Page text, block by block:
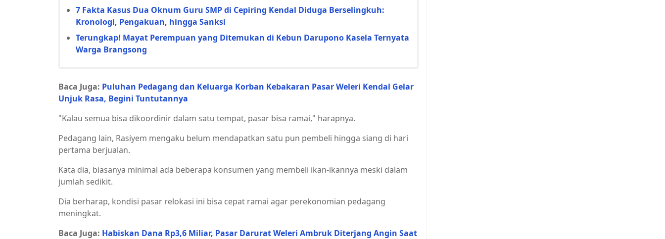
7 Fakta Kasus Dua Oknum Guru SMP di Cepiring Kendal Diduga Berselingkuh:
Kronologi, Pengakuan, hingga Sanksi
Terungkap! Mayat Perempuan yang Ditemukan di Kebun Darupono Kasela Ternyata
Warga Brangsong
Baca Juga: Puluhan Pedagang dan Keluarga Korban Kebakaran Pasar Weleri Kendal Gelar
Unjuk Rasa, Begini Tuntutannya
"Kalau semua bisa dikoordinir dalam satu tempat, pasar bisa ramai," harapnya.
Pedagang lain, Rasiyem mengaku belum mendapatkan satu pun pembeli hingga siang di hari
pertama berjualan.
Kata dia, biasanya minimal ada beberapa konsumen yang membeli ikan-ikannya meski dalam
jumlah sedikit.
Dia berharap, kondisi pasar relokasi ini bisa cepat ramai agar perekonomian pedagang
meningkat.
Baca Juga: Habiskan Dana Rp3,6 Miliar, Pasar Darurat Weleri Ambruk Diterjang Angin Saat